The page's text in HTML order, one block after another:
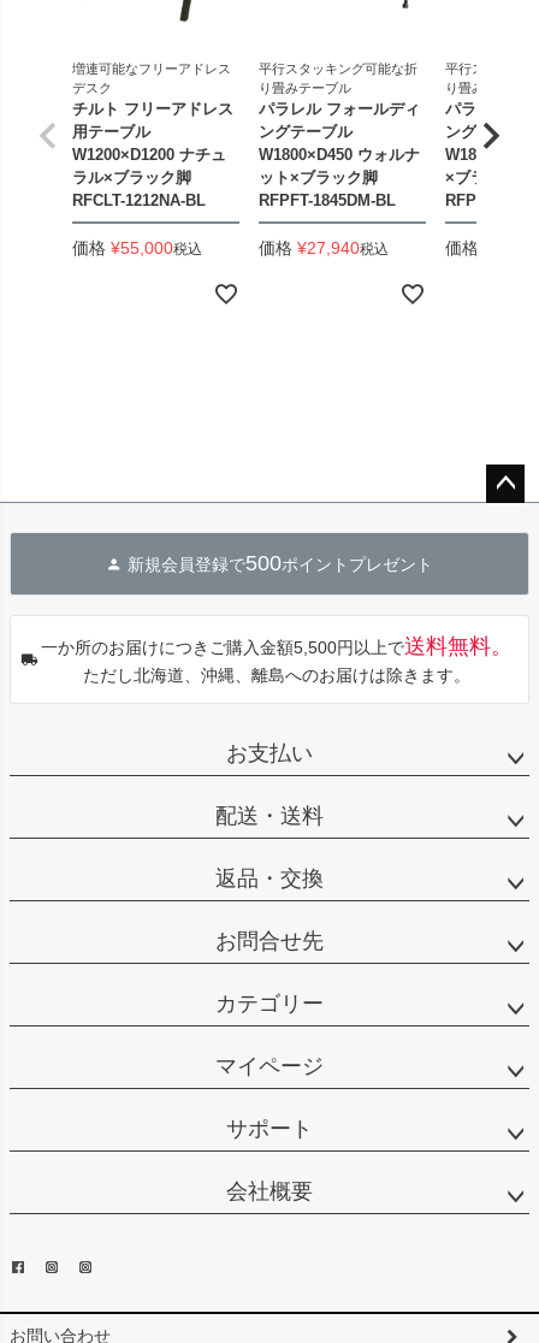
増連可能なフリーアドレス
デスク
チルト フリーアドレス
用テーブル
W1200×D1200 ナチュ
ラル×ブラック脚
RFCLT-1212NA-BL
価格 ¥55,000税込
平行スタッキング可能な折
り畳みテーブル
パラレル フォールディ
ングテーブル
W1800×D450 ウォルナ
ット×ブラック脚
RFPFT-1845DM-BL
価格 ¥27,940税込
平行スタッキ
り畳みテーブル
パラレル フ
ングテーブル
×ブラック脚
RFPFT-
価格
へ
新規会員登録で500ポイントプレゼント
一か所のお届けにつきご購入金額5,500円以上で送料無料。
ただし北海道、沖縄、離島へのお届けは除きます。
お支払い
配送・送料
返品・交換
お問合せ先
カテゴリー
マイページ
サポート
会社概要
お問い合わせ